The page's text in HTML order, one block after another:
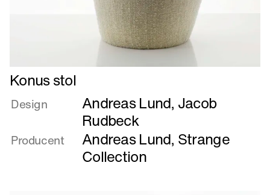
Læs
mere
om
Konus stol
Design Andreas Lund, Jacob
Rudbeck
Producent Andreas Lund, Strange
Collection